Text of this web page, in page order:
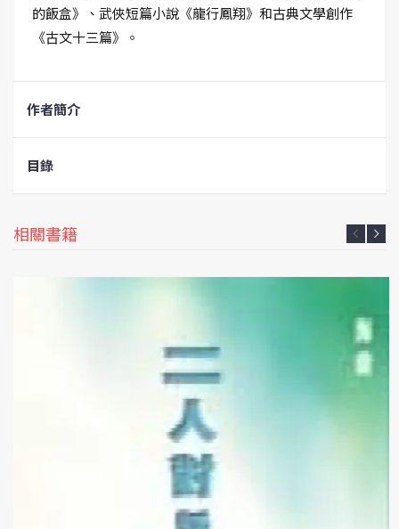
的飯盒》、武俠短篇小說《龍行鳳翔》和古典文學創作
《古文十三篇》。
作者簡介
目錄
相關書籍